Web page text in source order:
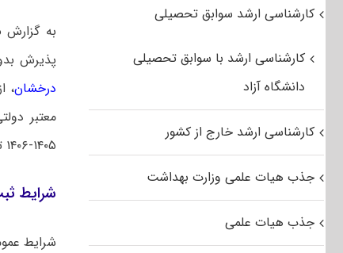
به گزارش
پذیرش
درخشان،
معتبر
۱۴۰۵-۱۴۰۶ تعدادی دانشجو در مقطع کارشناسی‌ارشد در رشته‌های زیر پذیرش نماید:
شرایط
شرایط
کارشناسی ارشد سوابق تحصیلی
کارشناسی ارشد با سوابق تحصیلی
دانشگاه آزاد
کارشناسی ارشد خارج از کشور
جذب هیات علمی وزارت بهداشت
جذب هیات علمی